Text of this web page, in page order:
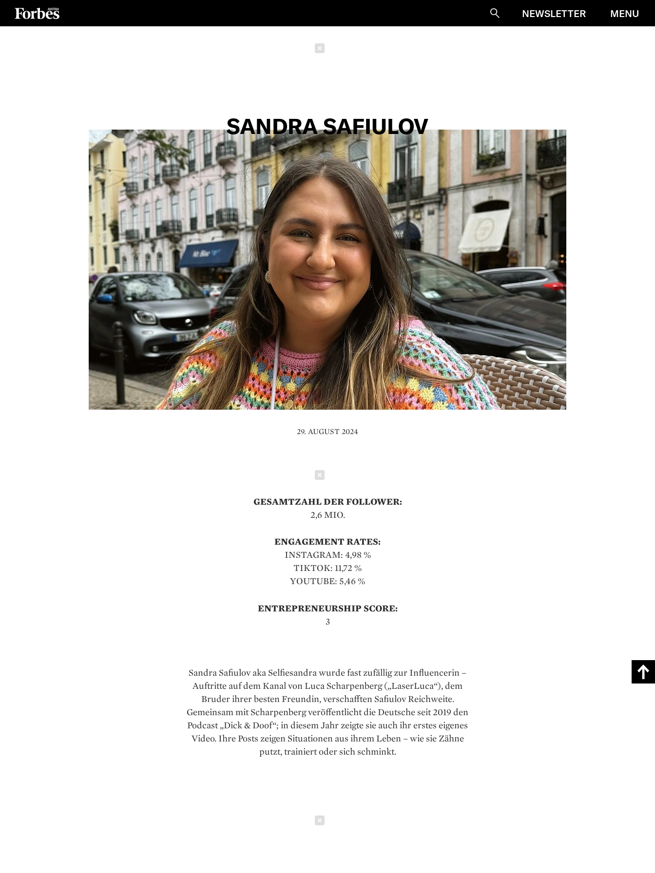
SucheNEWSLETTER MENU
SANDRA SAFIULOV
29. AUGUST 2024
GESAMTZAHL DER FOLLOWER:
2,6 MIO.
ENGAGEMENT RATES:
INSTAGRAM: 4,98 %
TIKTOK: 11,72 %
YOUTUBE: 5,46 %
ENTREPRENEURSHIP SCORE:
3
Sandra Safiulov aka Selfie­sandra wurde fast zufällig zur Influencerin –
Auftritte auf dem Kanal von Luca Scharpenberg („LaserLuca“), dem
Bruder ihrer besten Freundin, verschafften Safiulov Reich­weite.
Gemeinsam mit Scharpenberg veröffentlicht die Deutsche seit 2019 den
Podcast „Dick & Doof“; in diesem Jahr zeigte sie auch ihr erstes eigenes
Video. Ihre Posts zeigen Situationen aus ihrem Leben – wie sie Zähne
putzt, trainiert oder sich schminkt.